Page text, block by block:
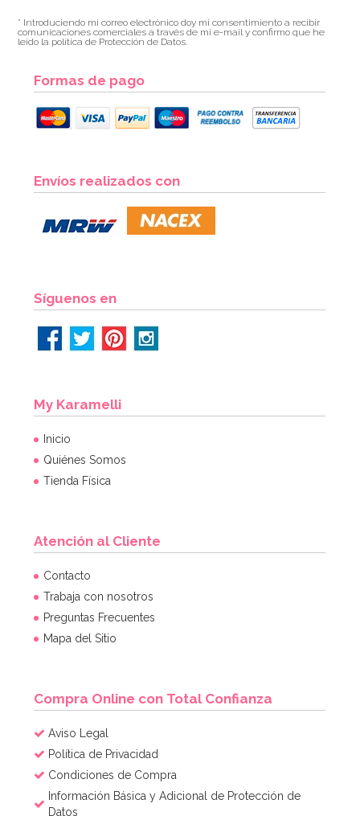
* Introduciendo mi correo electrónico doy mi consentimiento a recibir
comunicaciones comerciales a través de mi e-mail y confirmo que he
leído la política de Protección de Datos.
Formas de pago
Envíos realizados con
Síguenos en
My Karamelli
Inicio
Quiénes Somos
Tienda Física
Atención al Cliente
Contacto
Trabaja con nosotros
Preguntas Frecuentes
Mapa del Sitio
Compra Online con Total Confianza
Aviso Legal
Política de Privacidad
Condiciones de Compra
Información Básica y Adicional de Protección de
Datos